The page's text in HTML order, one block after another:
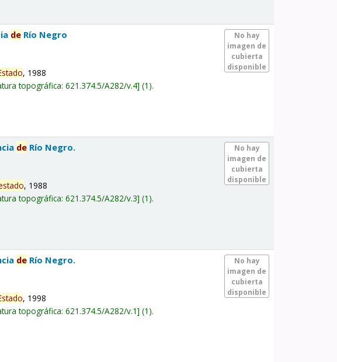
No hay
imagen de
cubierta
disponible
de Río Negro
, 1988
topográfica:621.374.5/A282/v.4 (1).
No hay
imagen de
cubierta
disponible
de Río Negro.
, 1988
topográfica:621.374.5/A282/v.3 (1).
No hay
imagen de
cubierta
disponible
de Río Negro.
, 1998
topográfica:621.374.5/A282/v.1 (1).